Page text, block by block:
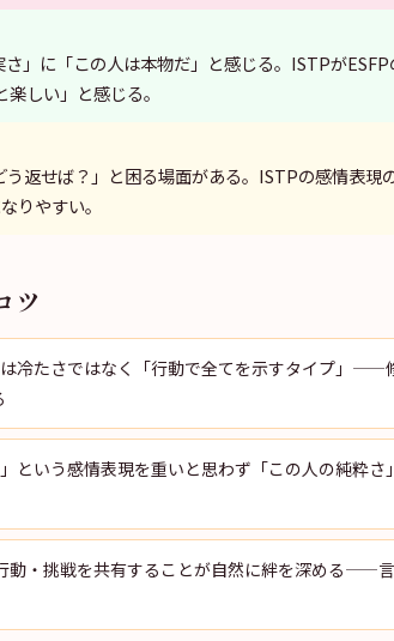
」に「この人は本物だ」と感じる。ISTPが
しい」と感じる。
返せば？」と困る場面がある。ISTPの感情表現
りやすい。
ツ
冷たさではなく「行動で全てを示すタイプ」——
という感情表現を重いと思わず「この人の純粋さ
動・挑戦を共有することが自然に絆を深める——